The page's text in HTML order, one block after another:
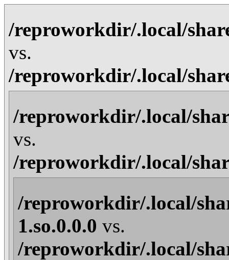
/reproworkdir/.local/
vs.
/reproworkdir/.local/
/reproworkdir/.local/
vs.
/reproworkdir/.local/
/reproworkdir/.local/
1.so.0.0.0 vs.
/reproworkdir/.local/